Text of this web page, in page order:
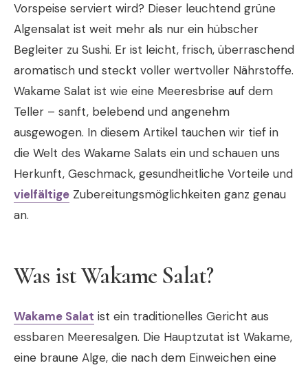
Vorspeise serviert wird? Dieser leuchtend grüne
Algensalat ist weit mehr als nur ein hübscher
Begleiter zu Sushi. Er ist leicht, frisch, überraschend
aromatisch und steckt voller wertvoller Nährstoffe.
Wakame Salat ist wie eine Meeresbrise auf dem
Teller – sanft, belebend und angenehm
ausgewogen. In diesem Artikel tauchen wir tief in
die Welt des Wakame Salats ein und schauen uns
Herkunft, Geschmack, gesundheitliche Vorteile und
vielfältige Zubereitungsmöglichkeiten ganz genau
an.
Was ist Wakame Salat?
Wakame Salat ist ein traditionelles Gericht aus
essbaren Meeresalgen. Die Hauptzutat ist Wakame,
eine braune Alge, die nach dem Einweichen eine